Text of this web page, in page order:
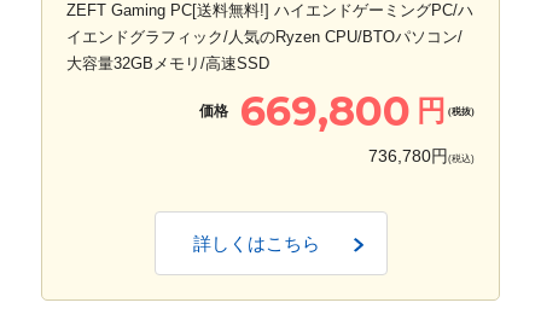
ZEFT Gaming PC[送料無料!] ハイエンドゲーミングPC/ハ
イエンドグラフィック/人気のRyzen CPU/BTOパソコン/
大容量32GBメモリ/高速SSD
価格 669,800 円 (税抜)
736,780円 (税込)
詳しくはこちら